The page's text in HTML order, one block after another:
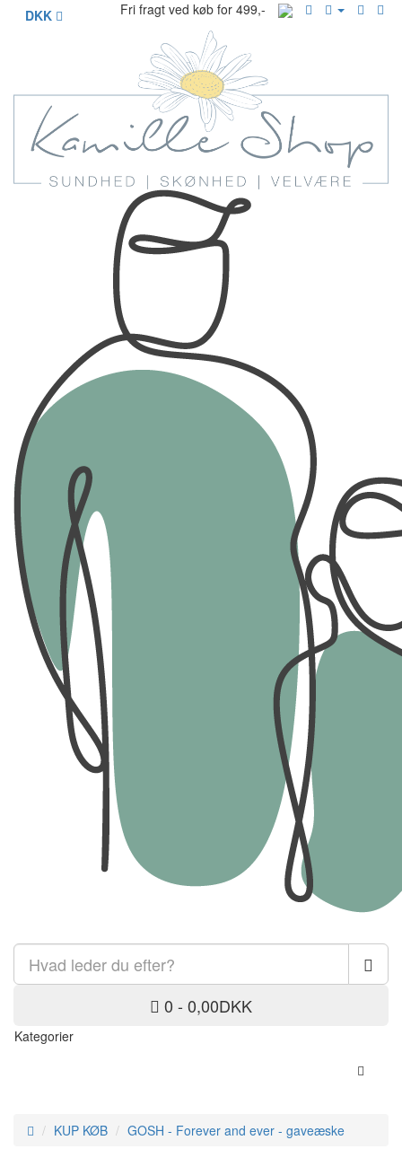
DKK Fri fragt ved køb for 499,-
0 - 0,00DKK
Kategorier
KUP KØB GOSH - Forever and ever - gaveæske